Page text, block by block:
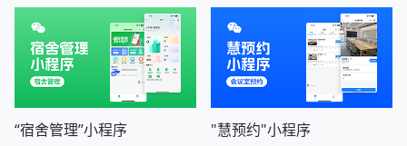
“宿舍管理”小程序 "慧预约"小程序